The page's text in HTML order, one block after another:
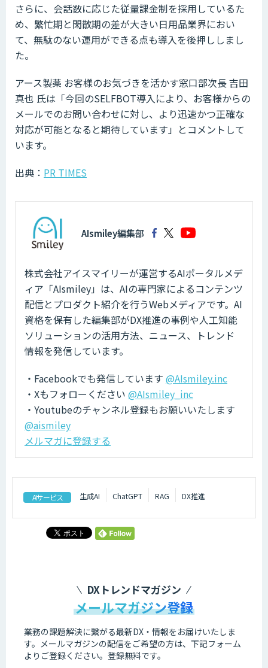
さらに、会話数に応じた従量課金制を採用しているた
め、繁忙期と閑散期の差が大きい日用品業界におい
て、無駄のない運用ができる点も導入を後押ししまし
た。
アース製薬 お客様のお気づきを活かす窓口部次長 吉田
真也 氏は「今回のSELFBOT導入により、お客様からの
メールでのお問い合わせに対し、より迅速かつ正確な
対応が可能となると期待しています」とコメントして
います。
出典： PR TIMES
AIsmiley編集部
株式会社アイスマイリーが運営するAIポータルメデ
ィア「AIsmiley」は、AIの専門家によるコンテンツ
配信とプロダクト紹介を行うWebメディアです。AI
資格を保有した編集部がDX推進の事例や人工知能
ソリューションの活用方法、ニュース、トレンド
情報を発信しています。
・Facebookでも発信しています @AIsmiley.inc
・Xもフォローください @AIsmiley_inc
・Youtubeのチャンネル登録もお願いいたします
@aismiley
メルマガに登録する
AIサービス 生成AI ChatGPT RAG DX推進
DXトレンドマガジン
メールマガジン登録
業務の課題解決に繋がる最新DX・情報をお届けいたしま
す。 メールマガジンの配信をご希望の方は、下記フォーム
よりご登録ください。登録無料です。